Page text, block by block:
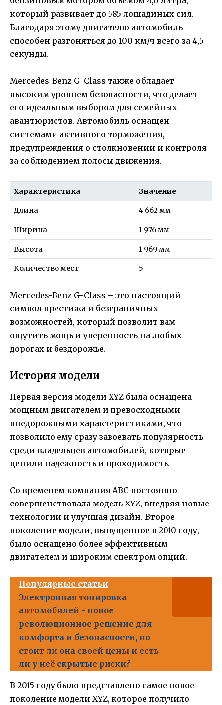
который развивает до 585 лошадиных сил.
Благодаря этому двигателю автомобиль
способен разгоняться до 100 км/ч всего за 4,5
секунды.
Mercedes-Benz G-Class также обладает
высоким уровнем безопасности, что делает
его идеальным выбором для семейных
авантюристов. Автомобиль оснащен
системами активного торможения,
предупреждения о столкновении и контроля
за соблюдением полосы движения.
Характеристика Значение
Длина 4 662 мм
Ширина 1 976 мм
Высота 1 969 мм
Количество мест 5
Mercedes-Benz G-Class – это настоящий
символ престижа и безграничных
возможностей, который позволит вам
ощутить мощь и уверенность на любых
дорогах и бездорожье.
История модели
Первая версия модели XYZ была оснащена
мощным двигателем и превосходными
внедорожными характеристиками, что
позволило ему сразу завоевать популярность
среди владельцев автомобилей, которые
ценили надежность и проходимость.
Со временем компания ABC постоянно
совершенствовала модель XYZ, внедряя новые
технологии и улучшая дизайн. Второе
поколение модели, выпущенное в 2010 году,
было оснащено более эффективным
двигателем и широким спектром опций.
Популярные статьи
Электронная тонировка
автомобилей - новое
революционное решение для
комфорта и безопасности, но
стоит ли она своей цены и есть
ли у неё скрытые риски?
В 2015 году было представлено самое новое
поколение модели XYZ, которое получило